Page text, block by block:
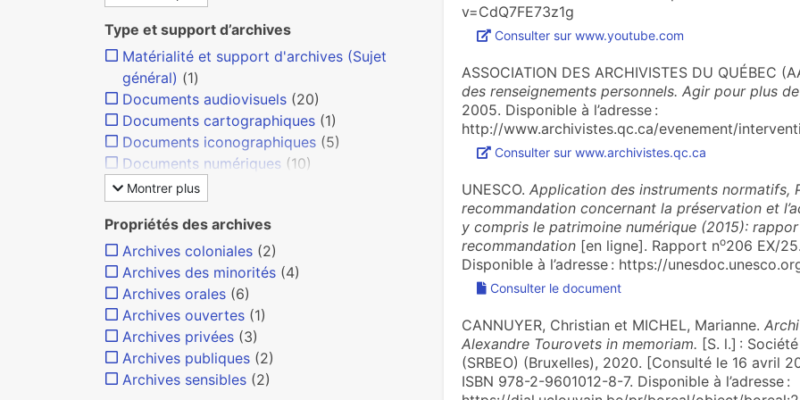
v=CdQ7FE73z1g
Consulter sur www.youtube.com
ASSOCIATION DES ARCHIVISTES DU QUÉBEC
des renseignements personnels. Agir pour plus
2005. Disponible à l’adresse :
http://www.archivistes.qc.ca/evenement/
Consulter sur www.archivistes.qc.ca
UNESCO. Application des instruments normatifs,
recommandation concernant la préservation et
y compris le patrimoine numérique (2015):
recommandation[en ligne]. Rapport no206 EX/
Disponible à l’adresse : https://
Consulter le document
CANNUYER, Christian et MICHEL, Marianne.
Alexandre Tourovets in memoriam. [S. l.] :
(SRBEO) (Bruxelles), 2020. [Consulté le 16 avril
ISBN 978-2-9601012-8-7. Disponible à l’adresse :
Type et support d’archives
Matérialité et support d'archives (Sujet
général) (1)
Documents audiovisuels (20)
Documents cartographiques (1)
Documents iconographiques (5)
Documents numériques (10)
Montrer plus
Propriétés des archives
Archives coloniales (2)
Archives des minorités (4)
Archives orales (6)
Archives ouvertes (1)
Archives privées (3)
Archives publiques (2)
Archives sensibles (2)